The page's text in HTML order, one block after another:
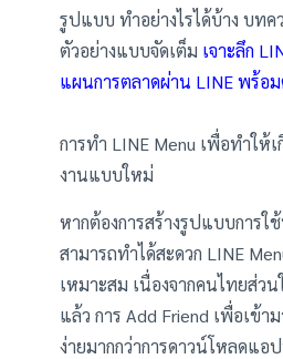
รูปแบบ ทำอย่างไรได้บ้าง บท
ตัวอย่างแบบจัดเต็ม เจาะลึก
แผนการตลาดผ่าน LINE พร้อม
การทำ LINE Menu เพื่อทำให้
งานแบบใหม่
หากต้องการสร้างรูปแบบการใ
สามารถทำได้สะดวก LINE
เหมาะสม เนื่องจากคนไทยส่ว
แล้ว การ Add Friend เพื่อเข้า
ง่ายมากกว่าการดาวน์โหลดแอ